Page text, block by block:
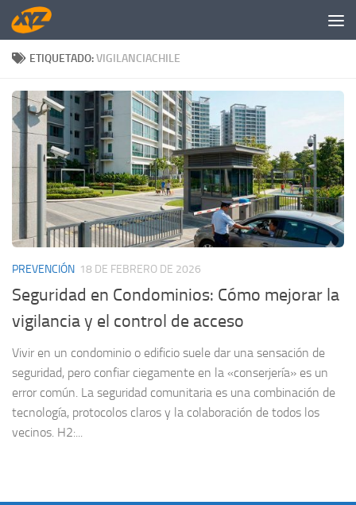
Saltar al contenido
ETIQUETADO:VIGILANCIACHILE
PREVENCIÓN 18 DE FEBRERO DE 2026
Seguridad en Condominios: Cómo mejorar la
vigilancia y el control de acceso
Vivir en un condominio o edificio suele dar una sensación de
seguridad, pero confiar ciegamente en la «conserjería» es un
error común. La seguridad comunitaria es una combinación de
tecnología, protocolos claros y la colaboración de todos los
vecinos. H2:...